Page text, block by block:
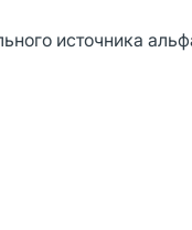
источника